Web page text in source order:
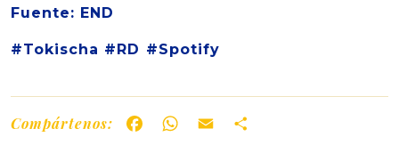
Fuente: END
#Tokischa #RD #Spotify
Compártenos: FacebookWhatsApp
Email